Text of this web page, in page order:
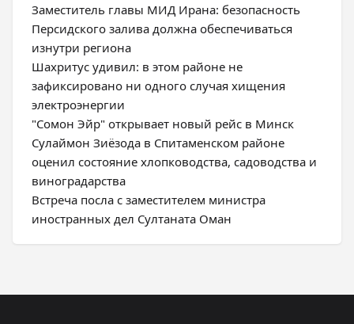
Заместитель главы МИД Ирана: безопасность
Персидского залива должна обеспечиваться
изнутри региона
Шахритус удивил: в этом районе не
зафиксировано ни одного случая хищения
электроэнергии
"Сомон Эйр" открывает новый рейс в Минск
Сулаймон Зиёзода в Спитаменском районе
оценил состояние хлопководства, садоводства и
виноградарства
Встреча посла с заместителем министра
иностранных дел Султаната Оман